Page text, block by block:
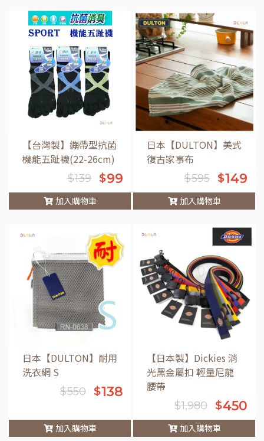
【台灣製】繃帶型抗菌
機能五趾襪(22-26cm)
$139 $99
加入購物車
日本【DULTON】美式
復古家事布
$595 $149
加入購物車
日本【DULTON】耐用
洗衣網 S
$550 $138
加入購物車
【日本製】Dickies 消
光黑金屬扣 輕量尼龍
腰帶
$1,980 $450
加入購物車